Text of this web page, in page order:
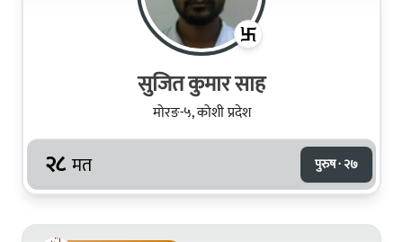
सुजित कुमार साह
मोरङ-५, कोशी प्रदेश
२८ मत पुरुष · २७